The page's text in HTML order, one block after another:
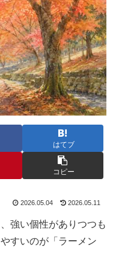
はてブ
コピー
2026.05.04 2026.05.11
強い個性がありつつも
すいのが「ラーメン